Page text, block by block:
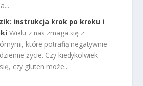
instrukcja krok po kroku i
Wielu z nas zmaga się z
które potrafią negatywnie
życie. Czy kiedykolwiek
czy gluten może...